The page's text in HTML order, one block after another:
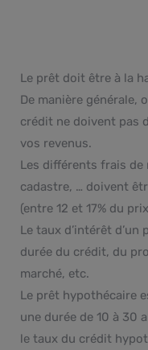
Le prêt doit être à la
De manière générale,
crédit ne doivent pas
vos revenus.
Les différents frais de
cadastre, … doivent
(entre 12 et 17% du
Le taux d’intérêt
durée du crédit, du
marché, etc.
Le prêt hypothécaire
une durée de 10 à 30
le taux du crédit